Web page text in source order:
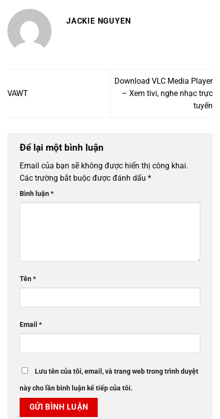
JACKIE NGUYEN
VAWT
Download VLC Media Player
– Xem tivi, nghe nhạc trực
tuyến
Để lại một bình luận
Email của bạn sẽ không được hiển thị công khai.
Các trường bắt buộc được đánh dấu *
Bình luận*
Tên*
Email *
Lưu tên của tôi, email, và trang web trong trình duyệt
này cho lần bình luận kế tiếp của tôi.